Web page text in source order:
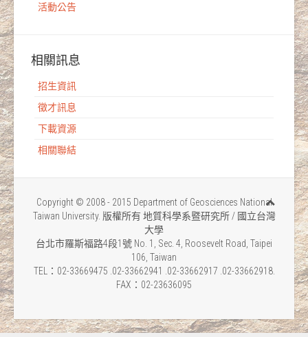
活動公告
相關訊息
招生資訊
徵才訊息
下載資源
相關聯結
Copyright © 2008 - 2015 Department of Geosciences National
Taiwan University. 版權所有 地質科學系暨研究所 / 國立台灣
大學
台北市羅斯福路4段1號 No. 1, Sec. 4, Roosevelt Road, Taipei
106, Taiwan
TEL：02-33669475 .02-33662941 .02-33662917 .02-33662918.
FAX：02-23636095